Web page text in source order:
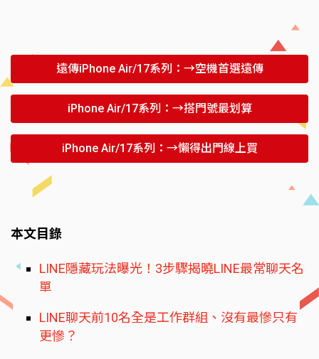
遠傳iPhone Air/17系列：→空機首選遠傳
iPhone Air/17系列：→搭門號最划算
iPhone Air/17系列：→懶得出門線上買
本文目錄
LINE隱藏玩法曝光！3步驟揭曉LINE最常聊天名
單
LINE聊天前10名全是工作群組、沒有最慘只有
更慘？